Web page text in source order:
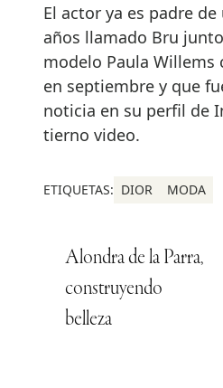
El actor ya es padre
años llamado Bru
modelo Paula Willems
en septiembre y que
noticia en su perfil de
tierno video.
ETIQUETAS: DIOR MODA
Alondra de la Parra,
construyendo
belleza